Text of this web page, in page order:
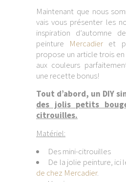
Maintenant que nous
vais vous présenter les
inspiration d’automne
peinture Mercadier et
propose un article trois en
aux couleurs
une recette bonus!
Tout d’abord, un DIY
des jolis petits
citrouilles.
Matériel:
Des mini-citrouilles
De la jolie peinture, ici
de chez Mercadier.